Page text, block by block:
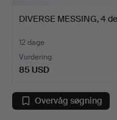
DIVERSE MESSING, 4
12 dage
Vurdering
85 USD
Overvåg søgning